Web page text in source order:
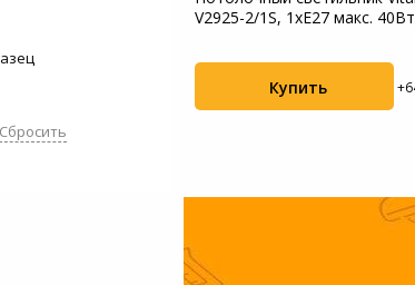
Сбросить
1CC состояние
V2925-2/1S, 1xE27 макс. 40Вт
Купить